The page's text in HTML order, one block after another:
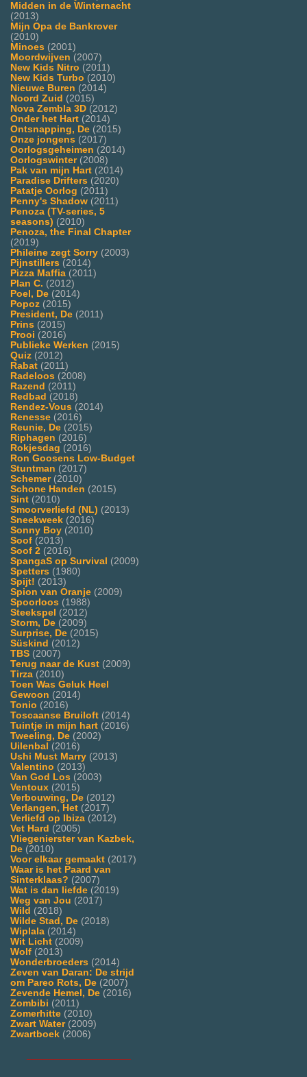
Midden in de Winternacht
(2013)
Mijn Opa de Bankrover
(2010)
Minoes (2001)
Moordwijven (2007)
New Kids Nitro (2011)
New Kids Turbo (2010)
Nieuwe Buren (2014)
Noord Zuid (2015)
Nova Zembla 3D (2012)
Onder het Hart (2014)
Ontsnapping, De (2015)
Onze jongens (2017)
Oorlogsgeheimen (2014)
Oorlogswinter(2008)
Pak van mijn Hart (2014)
Paradise Drifters (2020)
Patatje Oorlog (2011)
Penny's Shadow (2011)
Penoza (TV-series, 5
seasons) (2010)
Penoza, the Final Chapter
(2019)
Phileine zegt Sorry (2003)
Pijnstillers (2014)
Pizza Maffia (2011)
Plan C. (2012)
Poel, De (2014)
Popoz (2015)
President, De (2011)
Prins (2015)
Prooi (2016)
Publieke Werken (2015)
Quiz (2012)
Rabat (2011)
Radeloos (2008)
Razend (2011)
Redbad (2018)
Rendez-Vous (2014)
Renesse (2016)
Reunie, De (2015)
Riphagen (2016)
Rokjesdag (2016)
Ron Goosens Low-Budget
Stuntman (2017)
Schemer(2010)
Schone Handen (2015)
Sint (2010)
Smoorverliefd (NL) (2013)
Sneekweek (2016)
Sonny Boy (2010)
Soof (2013)
Soof 2 (2016)
SpangaS op Survival (2009)
Spetters (1980)
Spijt! (2013)
Spion van Oranje (2009)
Spoorloos (1988)
Steekspel (2012)
Storm, De (2009)
Surprise, De (2015)
Süskind (2012)
TBS (2007)
Terug naar de Kust (2009)
Tirza (2010)
Toen Was Geluk Heel
Gewoon (2014)
Tonio (2016)
Toscaanse Bruiloft (2014)
Tuintje in mijn hart (2016)
Tweeling, De (2002)
Uilenbal (2016)
Ushi Must Marry (2013)
Valentino (2013)
Van God Los (2003)
Ventoux (2015)
Verbouwing, De (2012)
Verlangen, Het (2017)
Verliefd op Ibiza (2012)
Vet Hard (2005)
Vliegenierster van Kazbek,
De (2010)
Voor elkaar gemaakt (2017)
Waar is het Paard van
Sinterklaas? (2007)
Wat is dan liefde (2019)
Weg van Jou (2017)
Wild (2018)
Wilde Stad, De (2018)
Wiplala (2014)
Wit Licht (2009)
Wolf (2013)
Wonderbroeders (2014)
Zeven van Daran: De strijd
om Pareo Rots, De (2007)
Zevende Hemel, De (2016)
Zombibi (2011)
Zomerhitte (2010)
Zwart Water(2009)
Zwartboek (2006)